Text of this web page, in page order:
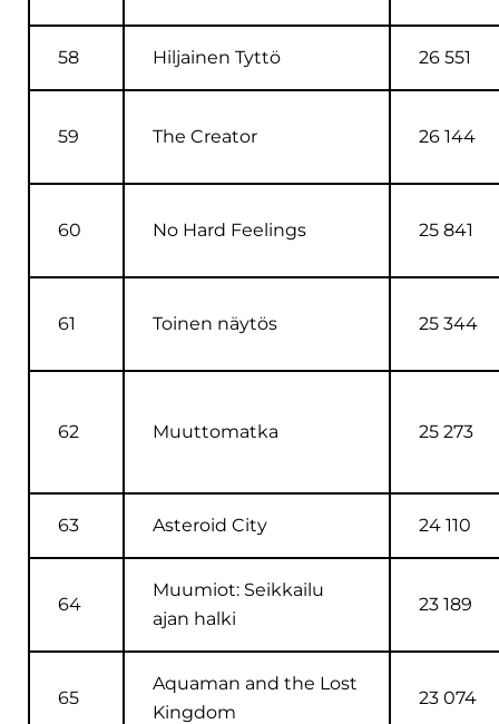
58 Hiljainen Tyttö 26 551
59 The Creator 26 144
60 No Hard Feelings 25 841
61 Toinen näytös 25 344
62 Muuttomatka 25 273
63 Asteroid City 24 110
64
Muumiot: Seikkailu
ajan halki
23 189
65
Aquaman and the Lost
Kingdom
23 074